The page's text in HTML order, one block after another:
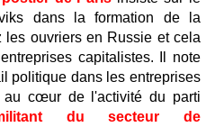
dans la formation de la
ouvriers en Russie et cela
capitalistes. Il note
politique dans les entreprises
au cœur de l'activité du parti
du secteur de